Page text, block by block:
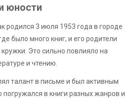
юности
родился 3 июля 1953 года в городе
было много книг, и его родители
Это сильно повлияло на
и чтению.
талант в письме и был активным
погружался в книги разных жанров и